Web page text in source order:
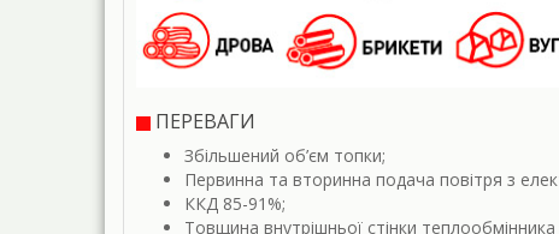
ПЕРЕВАГИ
Збільшений об’єм топки;
Первинна та вторинна подача повітря з
ККД 85-91%;
Товщина внутрішньої стінки